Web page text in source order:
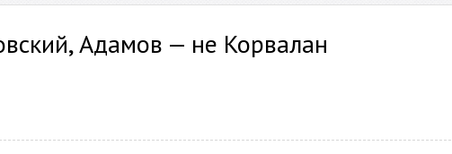
Адамов — не Корвалан